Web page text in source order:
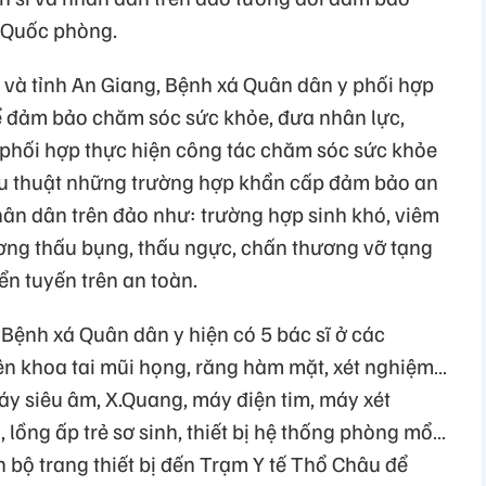
phòng.
tỉnh An Giang, Bệnh xá Quân dân y phối hợp
bảo chăm sóc sức khỏe, đưa nhân lực,
hợp thực hiện công tác chăm sóc sức khỏe
thuật những trường hợp khẩn cấp đảm bảo an
dân trên đảo như: trường hợp sinh khó, viêm
thấu bụng, thấu ngực, chấn thương vỡ tạng
tuyến trên an toàn.
xá Quân dân y hiện có 5 bác sĩ ở các
khoa tai mũi họng, răng hàm mặt, xét nghiệm…
siêu âm, X.Quang, máy điện tim, máy xét
ấp trẻ sơ sinh, thiết bị hệ thống phòng mổ…
trang thiết bị đến Trạm Y tế Thổ Châu để